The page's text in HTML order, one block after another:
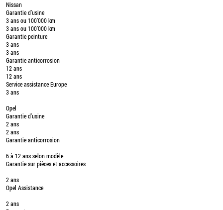
Nissan
Garantie d’usine
3 ans ou 100’000 km
3 ans ou 100’000 km
Garantie peinture
3 ans
3 ans
Garantie anticorrosion
12 ans
12 ans
Service assistance Europe
3 ans
Opel
Garantie d’usine
2 ans
2 ans
Garantie anticorrosion
6 à 12 ans selon modèle
Garantie sur pièces et accessoires
2 ans
Opel Assistance
2 ans